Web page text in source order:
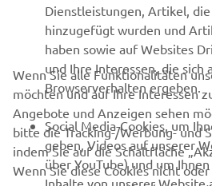
NEWSLETTER
Erfahre als Erster von den neuesten
Sonderveranstaltungen,
Dienstleistungen, Artikel,
hinzugefügt wurden und
haben sowie auf Websites
und Ihre Interessen, die sich
Browserverhalten ergeben.
Social Media-Cookies, um
geben, Videos auf unserer
über YouTube) und um
Inhalte von unserer Website
Wenn Sie alle Funktionalitäten
möchten und auf Ihre Interessen
Angebote und Anzeigen sehen
bitte die Tracking-/Werbung- und
indem Sie auf die Schaltfläche
Wenn Sie diese Cookies nicht